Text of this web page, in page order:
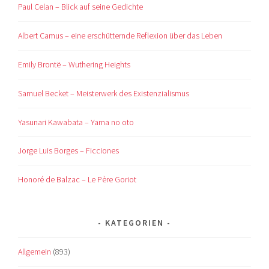
Paul Celan – Blick auf seine Gedichte
Albert Camus – eine erschütternde Reflexion über das Leben
Emily Brontë – Wuthering Heights
Samuel Becket – Meisterwerk des Existenzialismus
Yasunari Kawabata – Yama no oto
Jorge Luis Borges – Ficciones
Honoré de Balzac – Le Père Goriot
KATEGORIEN
Allgemein (893)